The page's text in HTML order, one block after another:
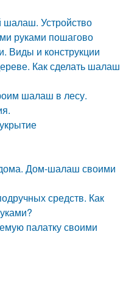
шалаш. Устройство
руками пошагово
Виды и конструкции
Как сделать шалаш
шалаш в лесу.
Дом-шалаш своими
средств. Как
палатку своими